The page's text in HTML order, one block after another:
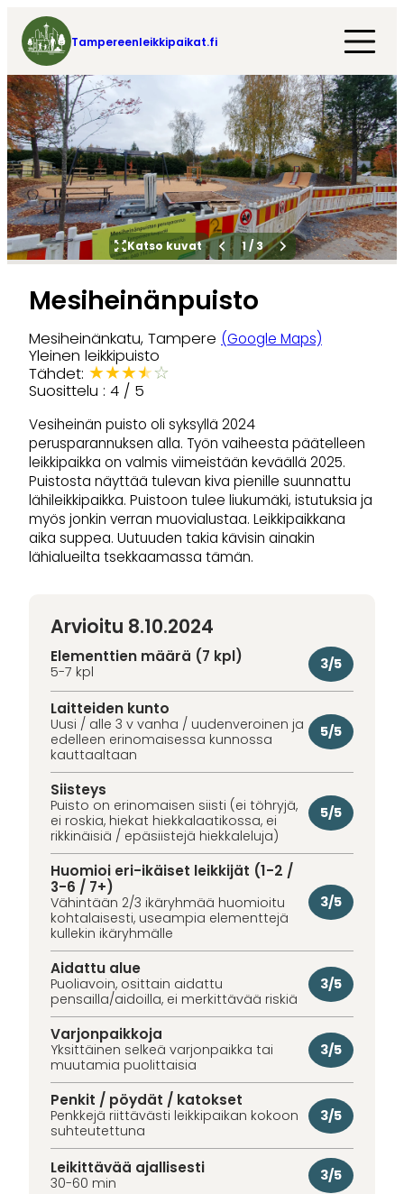
Tampereenleikkipaikat.fi
Katso kuvat 1 / 3
Mesiheinänpuisto
Mesiheinänkatu, Tampere (Google Maps)
Yleinen leikkipuisto
Tähdet: ★★★★☆
Suosittelu : 4 / 5
Vesiheinän puisto oli syksyllä 2024
perusparannuksen alla. Työn vaiheesta päätelleen
leikkipaikka on valmis viimeistään keväällä 2025.
Puistosta näyttää tulevan kiva pienille suunnattu
lähileikkipaikka. Puistoon tulee liukumäki, istutuksia ja
myös jonkin verran muovialustaa. Leikkipaikkana
aika suppea. Uutuuden takia kävisin ainakin
lähialueilta tsekkaamassa tämän.
Arvioitu 8.10.2024
Elementtien määrä (7 kpl)
5-7 kpl 3/5
Laitteiden kunto
Uusi / alle 3 v vanha / uudenveroinen ja
edelleen erinomaisessa kunnossa
kauttaaltaan
5/5
Siisteys
Puisto on erinomaisen siisti (ei töhryjä,
ei roskia, hiekat hiekkalaatikossa, ei
rikkinäisiä / epäsiistejä hiekkaleluja)
5/5
Huomioi eri-ikäiset leikkijät (1-2 /
3-6 / 7+)
Vähintään 2/3 ikäryhmää huomioitu
kohtalaisesti, useampia elementtejä
kullekin ikäryhmälle
3/5
Aidattu alue
Puoliavoin, osittain aidattu
pensailla/aidoilla, ei merkittävää riskiä
3/5
Varjonpaikkoja
Yksittäinen selkeä varjonpaikka tai
muutamia puolittaisia
3/5
Penkit / pöydät / katokset
Penkkejä riittävästi leikkipaikan kokoon
suhteutettuna
3/5
Leikittävää ajallisesti
30-60 min 3/5